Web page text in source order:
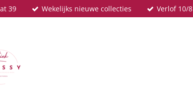
39 Wekelijks nieuwe collecties Verlof 10/